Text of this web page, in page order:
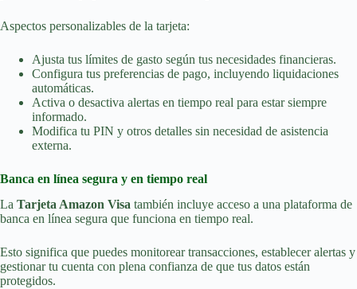
Aspectos personalizables de la tarjeta:
Ajusta tus límites de gasto según tus necesidades financieras.
Configura tus preferencias de pago, incluyendo liquidaciones
automáticas.
Activa o desactiva alertas en tiempo real para estar siempre
informado.
Modifica tu PIN y otros detalles sin necesidad de asistencia
externa.
Banca en línea segura y en tiempo real
La Tarjeta Amazon Visa también incluye acceso a una plataforma de
banca en línea segura que funciona en tiempo real.
Esto significa que puedes monitorear transacciones, establecer alertas y
gestionar tu cuenta con plena confianza de que tus datos están
protegidos.